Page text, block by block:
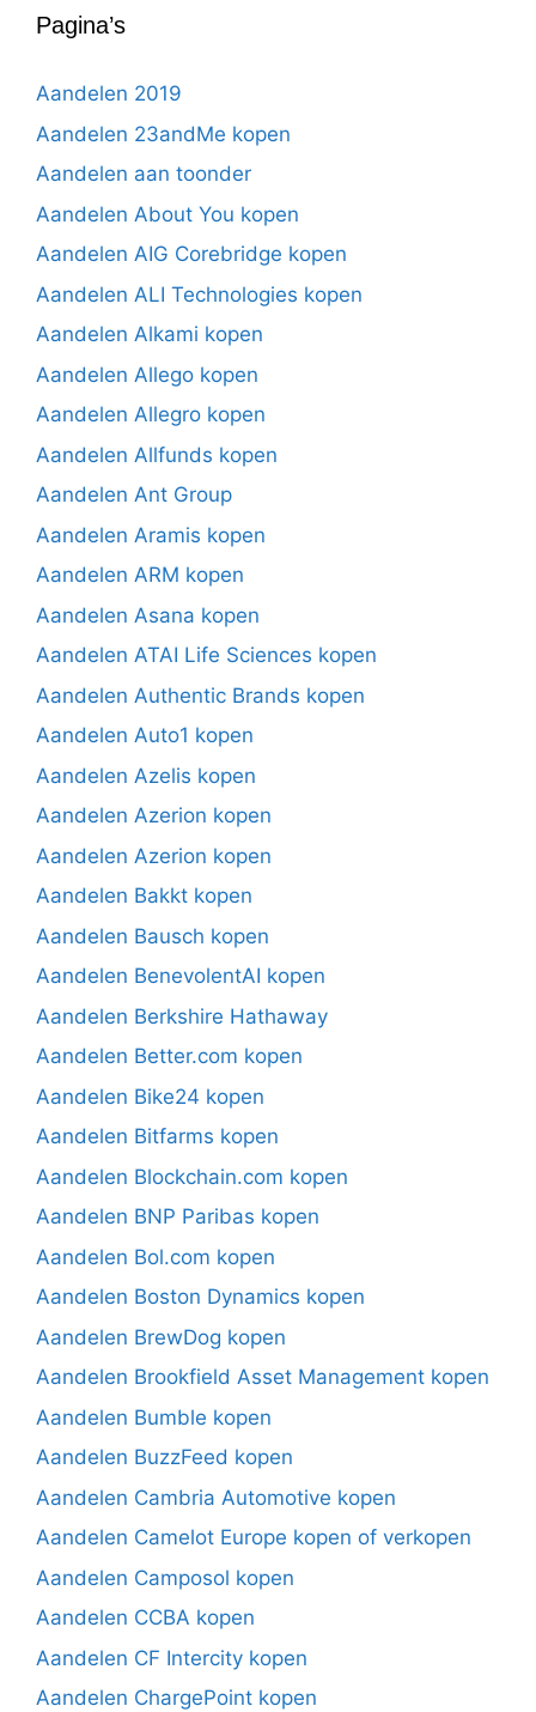
Pagina’s
Aandelen 2019
Aandelen 23andMe kopen
Aandelen aan toonder
Aandelen About You kopen
Aandelen AIG Corebridge kopen
Aandelen ALI Technologies kopen
Aandelen Alkami kopen
Aandelen Allego kopen
Aandelen Allegro kopen
Aandelen Allfunds kopen
Aandelen Ant Group
Aandelen Aramis kopen
Aandelen ARM kopen
Aandelen Asana kopen
Aandelen ATAI Life Sciences kopen
Aandelen Authentic Brands kopen
Aandelen Auto1 kopen
Aandelen Azelis kopen
Aandelen Azerion kopen
Aandelen Azerion kopen
Aandelen Bakkt kopen
Aandelen Bausch kopen
Aandelen BenevolentAI kopen
Aandelen Berkshire Hathaway
Aandelen Better.com kopen
Aandelen Bike24 kopen
Aandelen Bitfarms kopen
Aandelen Blockchain.com kopen
Aandelen BNP Paribas kopen
Aandelen Bol.com kopen
Aandelen Boston Dynamics kopen
Aandelen BrewDog kopen
Aandelen Brookfield Asset Management kopen
Aandelen Bumble kopen
Aandelen BuzzFeed kopen
Aandelen Cambria Automotive kopen
Aandelen Camelot Europe kopen of verkopen
Aandelen Camposol kopen
Aandelen CCBA kopen
Aandelen CF Intercity kopen
Aandelen ChargePoint kopen